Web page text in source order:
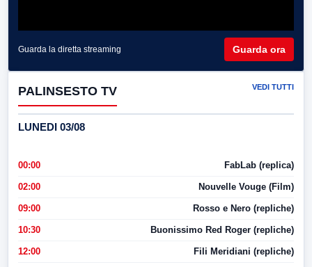
Guarda la diretta streaming Guarda ora
PALINSESTO TV VEDI TUTTI
LUNEDI 03/08
00:00 FabLab (replica)
02:00 Nouvelle Vouge (Film)
09:00 Rosso e Nero (repliche)
10:30 Buonissimo Red Roger (repliche)
12:00 Fili Meridiani (repliche)